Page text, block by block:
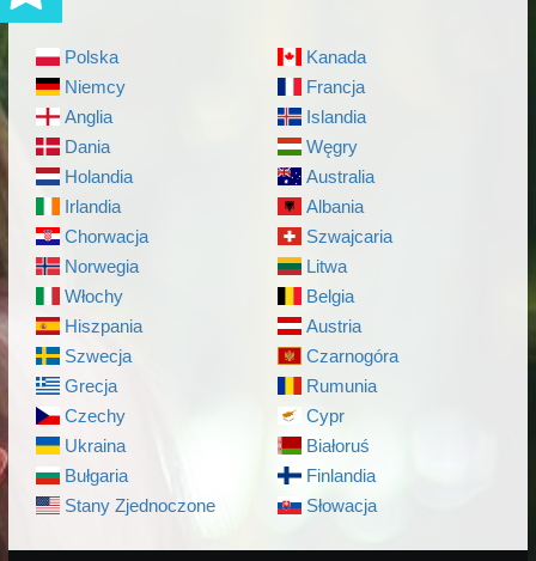
Polska
Niemcy
Anglia
Dania
Holandia
Irlandia
Chorwacja
Norwegia
Włochy
Hiszpania
Szwecja
Grecja
Czechy
Ukraina
Bułgaria
Stany Zjednoczone
Kanada
Francja
Islandia
Węgry
Australia
Albania
Szwajcaria
Litwa
Belgia
Austria
Czarnogóra
Rumunia
Cypr
Białoruś
Finlandia
Słowacja